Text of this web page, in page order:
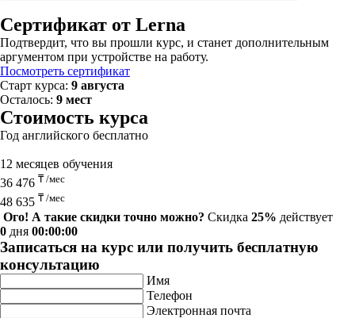
Сертификат от Lerna
Подтвердит, что вы прошли курс, и станет дополнительным
аргументом при устройстве на работу.
Посмотреть сертификат
Старт курса: 9 августа
Осталось: 9 мест
Стоимость курса
Год английского бесплатно
12 месяцев обучения
36 476 ₸ /мес
48 635 ₸ /мес
Ого! А такие скидки точно можно? Скидка 25% действует
0 дня 00:00:00
Записаться на курс или получить бесплатную
консультацию
Имя
Телефон
Электронная почта